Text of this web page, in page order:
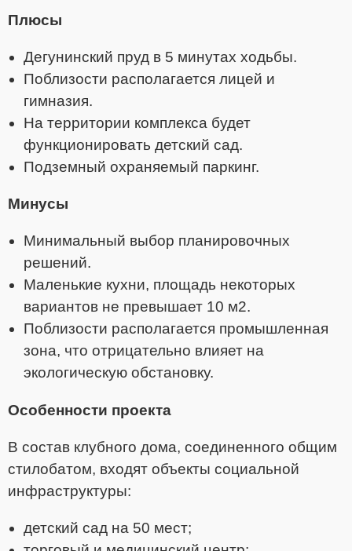
Плюсы
Дегунинский пруд в 5 минутах ходьбы.
Поблизости располагается лицей и
гимназия.
На территории комплекса будет
функционировать детский сад.
Подземный охраняемый паркинг.
Минусы
Минимальный выбор планировочных
решений.
Маленькие кухни, площадь некоторых
вариантов не превышает 10 м2.
Поблизости располагается промышленная
зона, что отрицательно влияет на
экологическую обстановку.
Особенности проекта
В состав клубного дома, соединенного общим
стилобатом, входят объекты социальной
инфраструктуры:
детский сад на 50 мест;